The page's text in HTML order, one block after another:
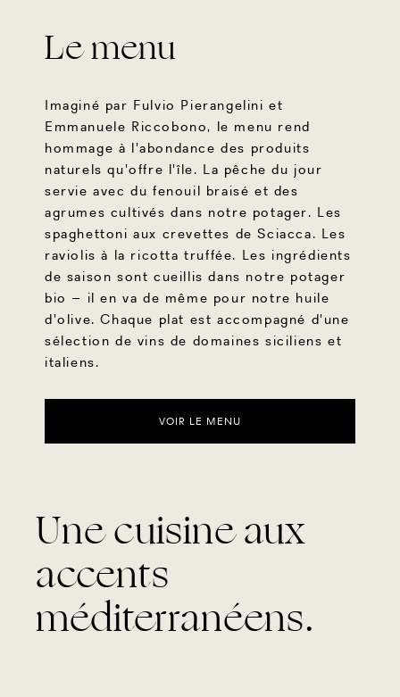
Le menu
Imaginé par Fulvio Pierangelini et
Emmanuele Riccobono, le menu rend
hommage à l'abondance des produits
naturels qu'offre l'île. La pêche du jour
servie avec du fenouil braisé et des
agrumes cultivés dans notre potager. Les
spaghettoni aux crevettes de Sciacca. Les
raviolis à la ricotta truffée. Les ingrédients
de saison sont cueillis dans notre potager
bio – il en va de même pour notre huile
d'olive. Chaque plat est accompagné d'une
sélection de vins de domaines siciliens et
italiens.
VOIR LE MENU
Une cuisine aux
accents
méditerranéens.